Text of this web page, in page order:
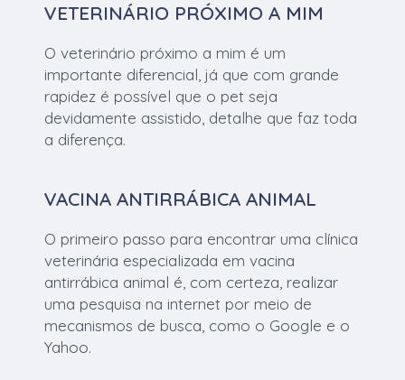
VETERINÁRIO PRÓXIMO A MIM
O veterinário próximo a mim é um
importante diferencial, já que com grande
rapidez é possível que o pet seja
devidamente assistido, detalhe que faz toda
a diferença.
VACINA ANTIRRÁBICA ANIMAL
O primeiro passo para encontrar uma clínica
veterinária especializada em vacina
antirrábica animal é, com certeza, realizar
uma pesquisa na internet por meio de
mecanismos de busca, como o Google e o
Yahoo.